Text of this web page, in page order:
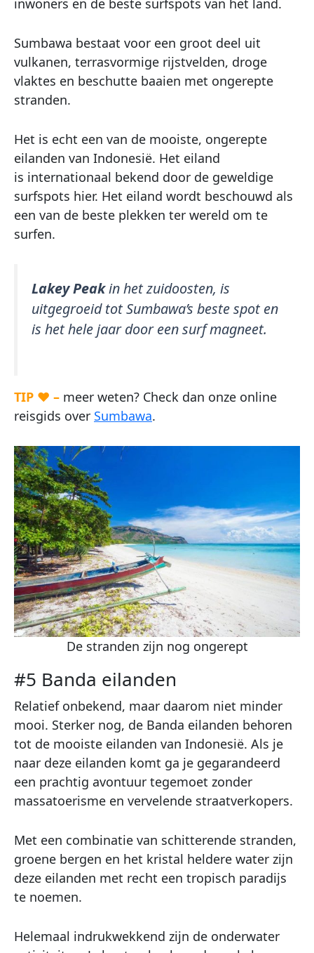
inwoners en de beste surfspots van het land.
Sumbawa bestaat voor een groot deel uit
vulkanen, terrasvormige rijstvelden, droge
vlaktes en beschutte baaien met ongerepte
stranden.
Het is echt een van de mooiste, ongerepte
eilanden van Indonesië. Het eiland
is internationaal bekend door de geweldige
surfspots hier. Het eiland wordt beschouwd als
een van de beste plekken ter wereld om te
surfen.
Lakey Peakin het zuidoosten, is
uitgegroeid tot Sumbawa’s beste spot en
is het hele jaar door een surf magneet.
TIP ♥ – meer weten? Check dan onze online
reisgids over Sumbawa.
De stranden zijn nog ongerept
#5 Banda eilanden
Relatief onbekend, maar daarom niet minder
mooi. Sterker nog, de Banda eilanden behoren
tot de mooiste eilanden van Indonesië. Als je
naar deze eilanden komt ga je gegarandeerd
een prachtig avontuur tegemoet zonder
massatoerisme en vervelende straatverkopers.
Met een combinatie van schitterende stranden,
groene bergen en het kristal heldere water zijn
deze eilanden met recht een tropisch paradijs
te noemen.
Helemaal indrukwekkend zijn de onderwater